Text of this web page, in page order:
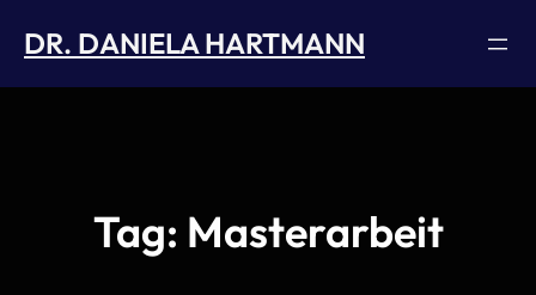
DR. DANIELA HARTMANN
Tag: Masterarbeit